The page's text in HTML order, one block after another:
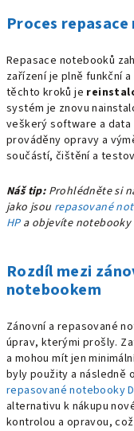
Proces
Repasace notebooků
zařízení je plně funkční
těchto kroků je
systém je znovu
veškerý software a data
prováděny opravy a
součástí, čištění a
Náš tip:Prohlédněte si
jako jsou repasované
HPa objevíte notebooky
Rozdíl mezi
notebookem
Zánovní a repasované
úprav, kterými prošly.
a mohou mít jen
byly použity a následně
repasované notebooky
alternativu k nákupu
kontrolou a opravou,